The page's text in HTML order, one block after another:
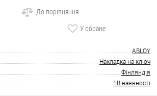
До порівняння
У обране
ABLOY
Накладка на ключ
Фінляндія
1В наявності